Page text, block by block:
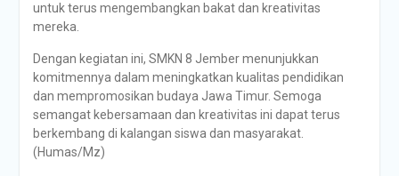
untuk terus mengembangkan bakat dan kreativitas
mereka.
Dengan kegiatan ini, SMKN 8 Jember menunjukkan
komitmennya dalam meningkatkan kualitas pendidikan
dan mempromosikan budaya Jawa Timur. Semoga
semangat kebersamaan dan kreativitas ini dapat terus
berkembang di kalangan siswa dan masyarakat.
(Humas/Mz)